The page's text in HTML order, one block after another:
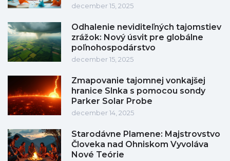
december 15, 2025
Odhalenie neviditeľných tajomstiev
zrážok: Nový úsvit pre globálne
poľnohospodárstvo
december 15, 2025
Zmapovanie tajomnej vonkajšej
hranice Slnka s pomocou sondy
Parker Solar Probe
december 14, 2025
Starodávne Plamene: Majstrovstvo
Človeka nad Ohniskom Vyvoláva
Nové Teórie